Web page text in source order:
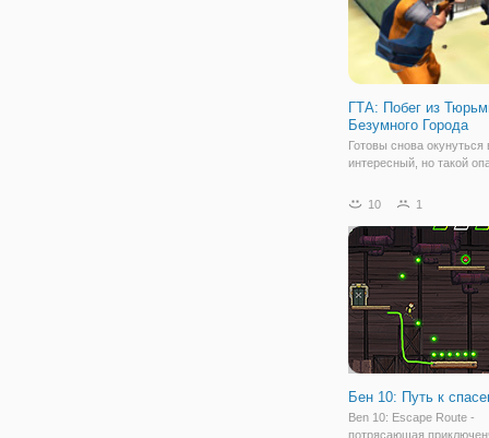
ГТА: Побег из
Безумного Города
Готовы снова окунуться
интересный, но такой
Побег из Тюрьмы
попадания в передрягу,
оказывается в тюрьме.
очень нравится и он
10 1
Бен 10: Путь к
Ben 10: Escape Route -
потрясающая